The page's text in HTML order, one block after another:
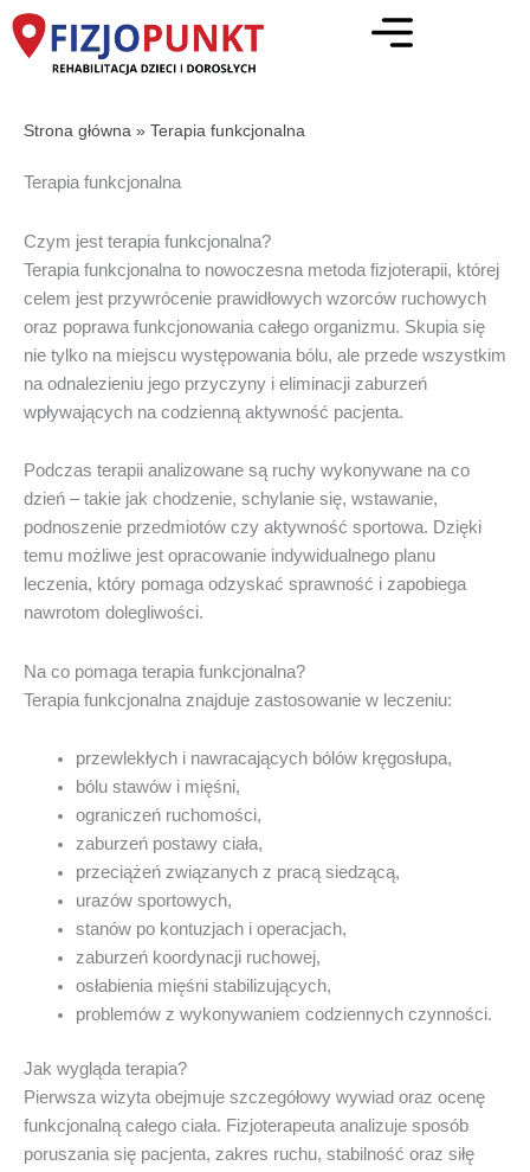
Przejdź
do
Strona główna » Terapia funkcjonalna
Terapia funkcjonalna
Czym jest terapia funkcjonalna?
Terapia funkcjonalna to nowoczesna metoda fizjoterapii, której
celem jest przywrócenie prawidłowych wzorców ruchowych
oraz poprawa funkcjonowania całego organizmu. Skupia się
nie tylko na miejscu występowania bólu, ale przede wszystkim
na odnalezieniu jego przyczyny i eliminacji zaburzeń
wpływających na codzienną aktywność pacjenta.
Podczas terapii analizowane są ruchy wykonywane na co
dzień – takie jak chodzenie, schylanie się, wstawanie,
podnoszenie przedmiotów czy aktywność sportowa. Dzięki
temu możliwe jest opracowanie indywidualnego planu
leczenia, który pomaga odzyskać sprawność i zapobiega
nawrotom dolegliwości.
Na co pomaga terapia funkcjonalna?
Terapia funkcjonalna znajduje zastosowanie w leczeniu:
przewlekłych i nawracających bólów kręgosłupa,
bólu stawów i mięśni,
ograniczeń ruchomości,
zaburzeń postawy ciała,
przeciążeń związanych z pracą siedzącą,
urazów sportowych,
stanów po kontuzjach i operacjach,
zaburzeń koordynacji ruchowej,
osłabienia mięśni stabilizujących,
problemów z wykonywaniem codziennych czynności.
Jak wygląda terapia?
Pierwsza wizyta obejmuje szczegółowy wywiad oraz ocenę
funkcjonalną całego ciała. Fizjoterapeuta analizuje sposób
poruszania się pacjenta, zakres ruchu, stabilność oraz siłę